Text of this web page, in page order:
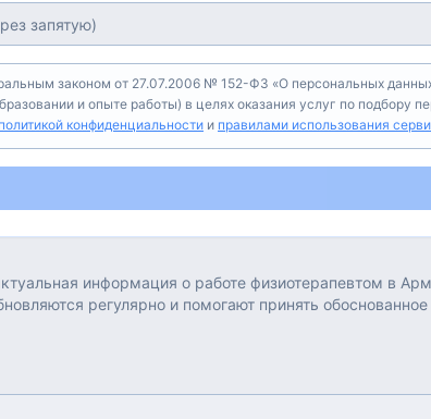
законом от 27.07.2006 № 152-ФЗ «О персональных
и опыте работы) в целях оказания услуг по
политикой конфиденциальности и правилами использования
информация о работе физиотерапевтом в
регулярно и помогают принять